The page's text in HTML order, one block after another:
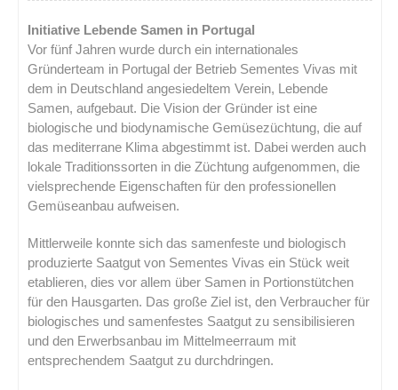
Initiative Lebende Samen in Portugal
Vor fünf Jahren wurde durch ein internationales
Gründerteam in Portugal der Betrieb Sementes Vivas mit
dem in Deutschland angesiedeltem Verein, Lebende
Samen, aufgebaut. Die Vision der Gründer ist eine
biologische und biodynamische Gemüsezüchtung, die auf
das mediterrane Klima abgestimmt ist. Dabei werden auch
lokale Traditionssorten in die Züchtung aufgenommen, die
vielsprechende Eigenschaften für den professionellen
Gemüseanbau aufweisen.
Mittlerweile konnte sich das samenfeste und biologisch
produzierte Saatgut von Sementes Vivas ein Stück weit
etablieren, dies vor allem über Samen in Portionstütchen
für den Hausgarten. Das große Ziel ist, den Verbraucher für
biologisches und samenfestes Saatgut zu sensibilisieren
und den Erwerbsanbau im Mittelmeerraum mit
entsprechendem Saatgut zu durchdringen.